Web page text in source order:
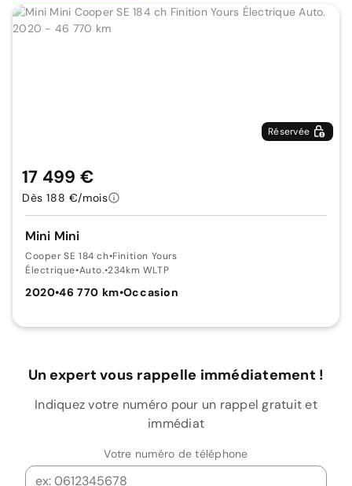
Réservée
Mini Mini
Cooper SE 184 ch•Finition Yours
Électrique•Auto.•234km WLTP
2020•46 770 km•Occasion
17 499 €
Dès 188 €/mois
Un expert vous rappelle immédiatement !
Indiquez votre numéro pour un rappel gratuit et
immédiat
Votre numéro de téléphone